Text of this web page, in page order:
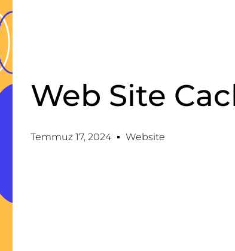
Web Site
Temmuz 17, 2024 Website